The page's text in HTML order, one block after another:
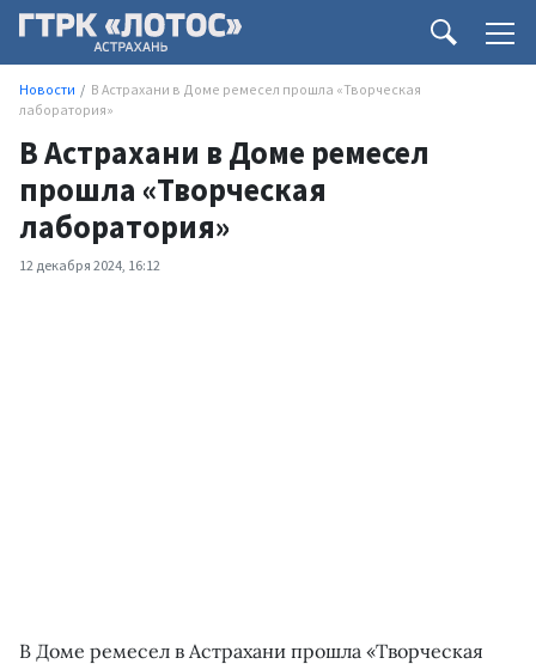
Новости
В Астрахани в Доме ремесел прошла «Творческая
лаборатория»
В Астрахани в Доме ремесел
прошла «Творческая
лаборатория»
12 декабря 2024, 16:12
В Доме ремесел в Астрахани прошла «Творческая